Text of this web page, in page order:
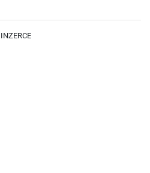
INZERCE